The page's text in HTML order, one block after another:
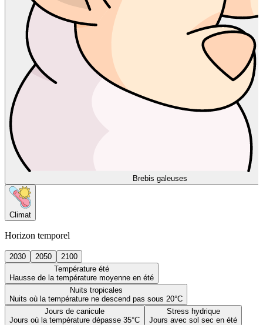
Brebis galeuses
Climat
Horizon temporel
2030 2050
2100
Température été
Hausse de la température moyenne en été
Nuits tropicales
Nuits où la température ne descend pas sous 20°C
Jours de canicule
Jours où la température dépasse 35°C
Stress hydrique
Jours avec sol sec en été